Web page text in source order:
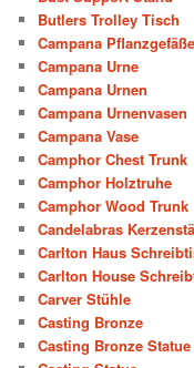
Butlers Trolley Tisch
Campana Pflanzgefäße
Campana Urne
Campana Urnen
Campana Urnenvasen
Campana Vase
Camphor Chest Trunk
Camphor Holztruhe
Camphor Wood Trunk
Candelabras
Carlton Haus
Carlton House
Carver Stühle
Casting Bronze
Casting Bronze Statue